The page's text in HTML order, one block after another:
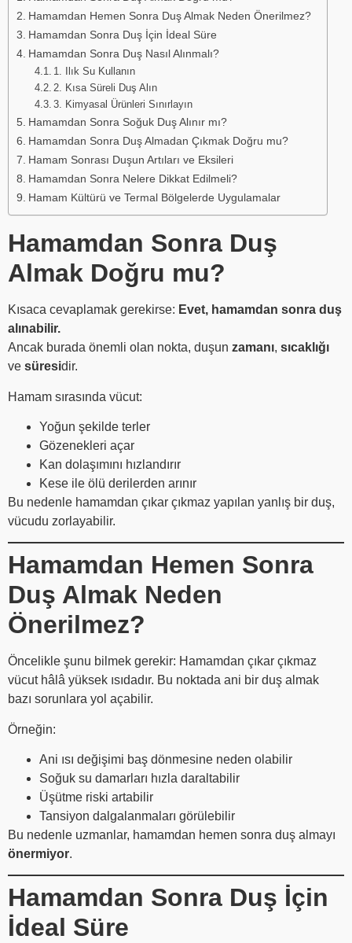
Hamamdan Hemen Sonra Duş Almak Neden Önerilmez?
Hamamdan Sonra Duş İçin İdeal Süre
Hamamdan Sonra Duş Nasıl Alınmalı?
1. Ilık Su Kullanın
2. Kısa Süreli Duş Alın
3. Kimyasal Ürünleri Sınırlayın
Hamamdan Sonra Soğuk Duş Alınır mı?
Hamamdan Sonra Duş Almadan Çıkmak Doğru mu?
Hamam Sonrası Duşun Artıları ve Eksileri
Hamamdan Sonra Nelere Dikkat Edilmeli?
Hamam Kültürü ve Termal Bölgelerde Uygulamalar
Hamamdan Sonra Duş
Almak Doğru mu?
Kısaca cevaplamak gerekirse: Evet, hamamdan sonra duş
alınabilir.
Ancak burada önemli olan nokta, duşun zamanı, sıcaklığı
ve süresidir.
Hamam sırasında vücut:
Yoğun şekilde terler
Gözenekleri açar
Kan dolaşımını hızlandırır
Kese ile ölü derilerden arınır
Bu nedenle hamamdan çıkar çıkmaz yapılan yanlış bir duş,
vücudu zorlayabilir.
Hamamdan Hemen Sonra
Duş Almak Neden
Önerilmez?
Öncelikle şunu bilmek gerekir: Hamamdan çıkar çıkmaz
vücut hâlâ yüksek ısıdadır. Bu noktada ani bir duş almak
bazı sorunlara yol açabilir.
Örneğin:
Ani ısı değişimi baş dönmesine neden olabilir
Soğuk su damarları hızla daraltabilir
Üşütme riski artabilir
Tansiyon dalgalanmaları görülebilir
Bu nedenle uzmanlar, hamamdan hemen sonra duş almayı
önermiyor.
Hamamdan Sonra Duş İçin
İdeal Süre